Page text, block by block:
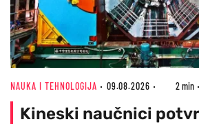
NAUKA I TEHNOLOGIJA 09.08.2026 2 min
Kineski naučnici